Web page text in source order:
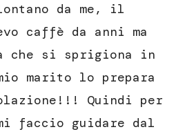
da me, il
caffè da anni ma
che si sprigiona in
marito lo prepara
Quindi per
faccio guidare dal